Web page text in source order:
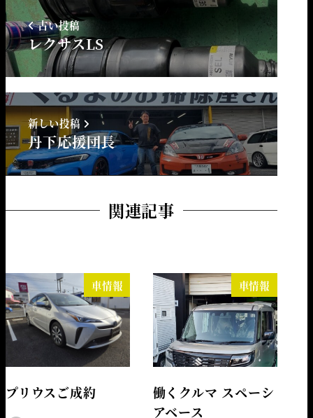
古い投稿
レクサスLS
新しい投稿
丹下応援団長
関連記事
車情報
プリウスご成約
車情報
働くクルマ スペーシ
アベース